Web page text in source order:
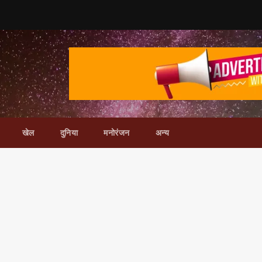
खेल दुनिया मनोरंजन अन्य